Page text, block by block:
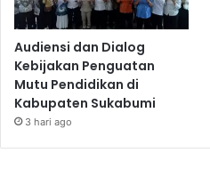
Audiensi dan Dialog
Kebijakan Penguatan
Mutu Pendidikan di
Kabupaten Sukabumi
3 hari ago